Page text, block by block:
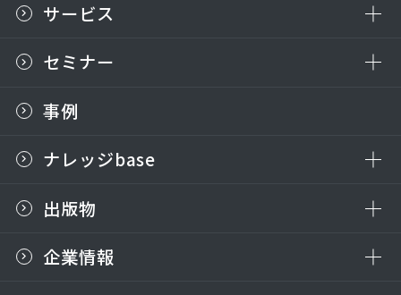
サービス
セミナー
事例
ナレッジbase
出版物
企業情報